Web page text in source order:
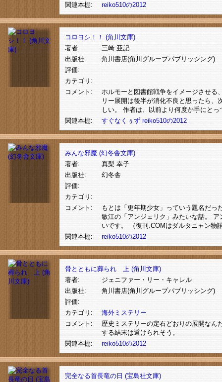
関連本棚:
reiko510の2012
コロヨシ！！ (角川文庫)
著者:
三崎 亜記
出版社:
角川書店(角川グループパブリッシング)
評価:
カテゴリ:
コメント:
ホルモーと図書館戦争をイメージさせる
リー展開は後半が消化不良と思ったら
しい。 作者は、以前より何度か手にと
関連本棚:
すぐなくぅず reiko510の2012
みんな邪魔 (幻冬舎文庫)
著者:
真梨 幸子
出版社:
幻冬舎
評価:
カテゴリ:
コメント:
もとは「更年期少女」っていう題名だ
敏江の「アンジェリク」みたいな話。
いです。 （復刊.COMはダルタニャン物
関連本棚:
reiko510の2012
骨とともに葬られ 上 (角川文庫)
著者:
ジェニファー・リー・キャレル
出版社:
角川書店(角川グループパブリッシング)
評価:
カテゴリ:
海外ミステリー
コメント:
歴史ミステリーの定石どおりの展開なん
する結末は避けられそう。
関連本棚:
reiko510の2012
完全なる首長竜の日 (宝島社文庫)